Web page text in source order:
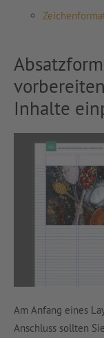
Inhalte
Am Anfang eines
Anschluss sollten